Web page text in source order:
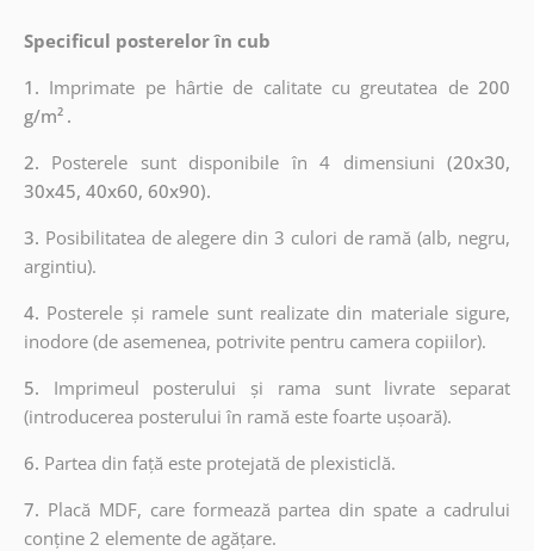
Specificul posterelor în cub
1. Imprimate pe hârtie de calitate cu greutatea de200
g/m² .
2. Posterele sunt disponibile în 4 dimensiuni (20x30,
30x45, 40x60, 60x90).
3. Posibilitatea de alegere din 3 culori de ramă (alb, negru,
argintiu).
4. Posterele și ramele sunt realizate din materiale sigure,
inodore (de asemenea, potrivite pentru camera copiilor).
5. Imprimeul posterului și rama sunt livrate separat
(introducerea posterului în ramă este foarte ușoară).
6. Partea din față este protejată de plexisticlă.
7. Placă MDF, care formează partea din spate a cadrului
conține 2 elemente de agățare.